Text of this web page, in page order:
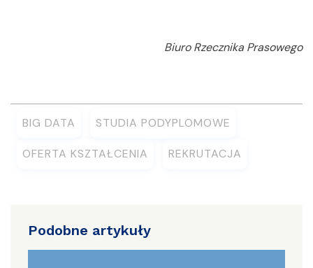
Biuro Rzecznika Prasowego
BIG DATA STUDIA PODYPLOMOWE
OFERTA KSZTAŁCENIA REKRUTACJA
Podobne artykuły